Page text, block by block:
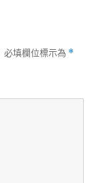
必填欄位標示為 *